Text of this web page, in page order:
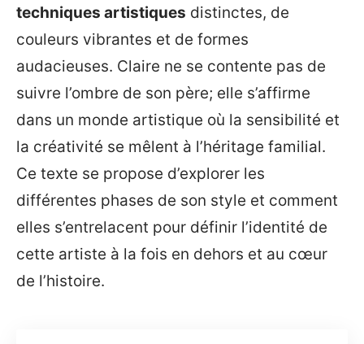
techniques artistiques distinctes, de
couleurs vibrantes et de formes
audacieuses. Claire ne se contente pas de
suivre l’ombre de son père; elle s’affirme
dans un monde artistique où la sensibilité et
la créativité se mêlent à l’héritage familial.
Ce texte se propose d’explorer les
différentes phases de son style et comment
elles s’entrelacent pour définir l’identité de
cette artiste à la fois en dehors et au cœur
de l’histoire.